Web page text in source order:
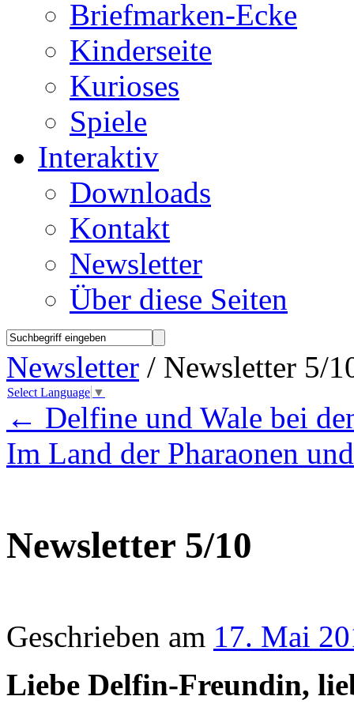
Briefmarken-Ecke
Kinderseite
Kurioses
Spiele
Interaktiv
Downloads
Kontakt
Newsletter
Über diese Seiten
Newsletter / Newsletter 5/
Select Language ▼
← Delfine und Wale bei
Im Land der Pharaonen
Newsletter 5/10
Geschrieben am 17. Mai
Liebe Delfin-Freundin,